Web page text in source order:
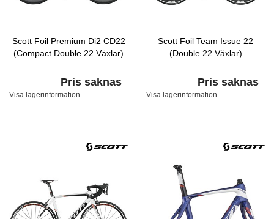
Scott Foil Premium Di2 CD22
(Compact Double 22 Växlar)
Pris saknas
Visa lagerinformation
Scott Foil Team Issue 22
(Double 22 Växlar)
Pris saknas
Visa lagerinformation